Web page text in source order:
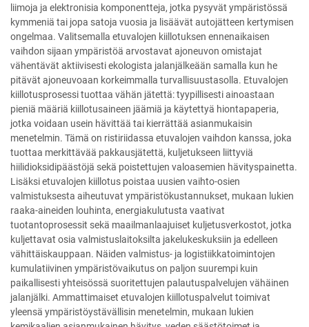
liimoja ja elektronisia komponentteja, jotka pysyvät ympäristössä
kymmeniä tai jopa satoja vuosia ja lisäävät autojätteen kertymisen
ongelmaa. Valitsemalla etuvalojen kiillotuksen ennenaikaisen
vaihdon sijaan ympäristöä arvostavat ajoneuvon omistajat
vähentävät aktiivisesti ekologista jalanjälkeään samalla kun he
pitävät ajoneuvoaan korkeimmalla turvallisuustasolla. Etuvalojen
kiillotusprosessi tuottaa vähän jätettä: tyypillisesti ainoastaan
pieniä määriä kiillotusaineen jäämiä ja käytettyä hiontapaperia,
jotka voidaan usein hävittää tai kierrättää asianmukaisin
menetelmin. Tämä on ristiriidassa etuvalojen vaihdon kanssa, joka
tuottaa merkittävää pakkausjätettä, kuljetukseen liittyviä
hiilidioksidipäästöjä sekä poistettujen valoasemien hävityspainetta.
Lisäksi etuvalojen kiillotus poistaa uusien vaihto-osien
valmistuksesta aiheutuvat ympäristökustannukset, mukaan lukien
raaka-aineiden louhinta, energiakulutusta vaativat
tuotantoprosessit sekä maailmanlaajuiset kuljetusverkostot, jotka
kuljettavat osia valmistuslaitoksilta jakelukeskuksiin ja edelleen
vähittäiskauppaan. Näiden valmistus- ja logistiikkatoimintojen
kumulatiivinen ympäristövaikutus on paljon suurempi kuin
paikallisesti yhteisössä suoritettujen palautuspalvelujen vähäinen
jalanjälki. Ammattimaiset etuvalojen kiillotuspalvelut toimivat
yleensä ympäristöystävällisin menetelmin, mukaan lukien